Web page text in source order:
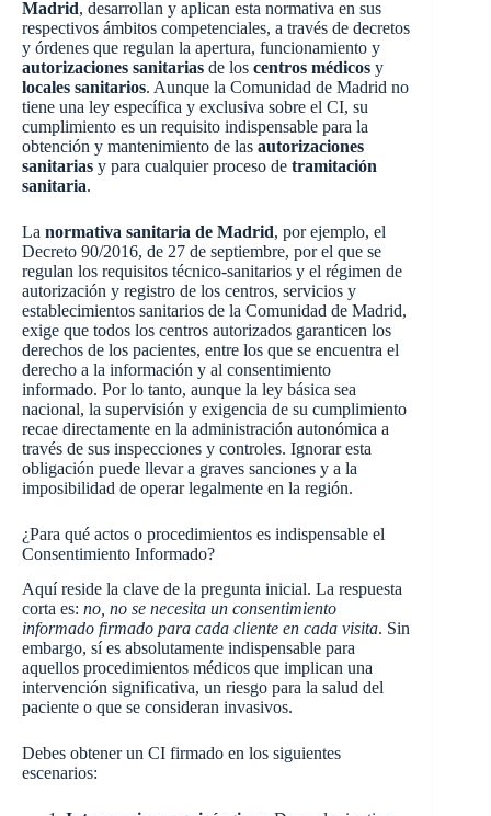
Madrid, desarrollan y aplican esta normativa en sus
respectivos ámbitos competenciales, a través de decretos
y órdenes que regulan la apertura, funcionamiento y
autorizaciones sanitarias de los centros médicos y
locales sanitarios. Aunque la Comunidad de Madrid no
tiene una ley específica y exclusiva sobre el CI, su
cumplimiento es un requisito indispensable para la
obtención y mantenimiento de las autorizaciones
sanitarias y para cualquier proceso de tramitación
sanitaria.
La normativa sanitaria de Madrid, por ejemplo, el
Decreto 90/2016, de 27 de septiembre, por el que se
regulan los requisitos técnico-sanitarios y el régimen de
autorización y registro de los centros, servicios y
establecimientos sanitarios de la Comunidad de Madrid,
exige que todos los centros autorizados garanticen los
derechos de los pacientes, entre los que se encuentra el
derecho a la información y al consentimiento
informado. Por lo tanto, aunque la ley básica sea
nacional, la supervisión y exigencia de su cumplimiento
recae directamente en la administración autonómica a
través de sus inspecciones y controles. Ignorar esta
obligación puede llevar a graves sanciones y a la
imposibilidad de operar legalmente en la región.
¿Para qué actos o procedimientos es indispensable el
Consentimiento Informado?
Aquí reside la clave de la pregunta inicial. La respuesta
corta es: no, no se necesita un consentimiento
informado firmado para cada cliente en cada visita. Sin
embargo, sí es absolutamente indispensable para
aquellos procedimientos médicos que implican una
intervención significativa, un riesgo para la salud del
paciente o que se consideran invasivos.
Debes obtener un CI firmado en los siguientes
escenarios: